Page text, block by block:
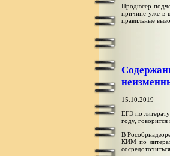
Продюсер
причине уже в
правильные
15.10.2019
ЕГЭ по
году,
В
КИМ по